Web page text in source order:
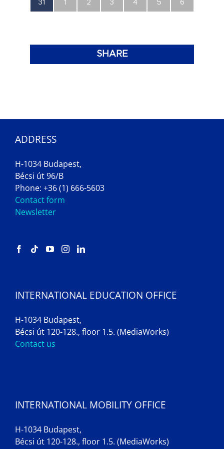
0
esemény,
31
0
esemény,
1
0
esemény,
2
0
esemény,
3
0
esemény,
4
0
esemény,
5
0
esemény,
6
SHARE
ADDRESS
H-1034 Budapest,
Bécsi út 96/B
Phone: +36 (1) 666-5603
Contact form
Newsletter
INTERNATIONAL EDUCATION OFFICE
H-1034 Budapest,
Bécsi út 120-128., floor 1.5. (MediaWorks)
Contact us
INTERNATIONAL MOBILITY OFFICE
H-1034 Budapest,
Bécsi út 120-128., floor 1.5. (MediaWorks)